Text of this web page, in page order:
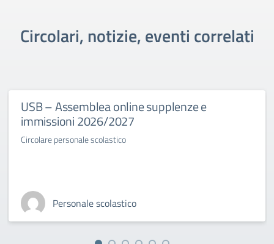
Circolari, notizie, eventi correlati
USB – Assemblea online supplenze e
immissioni 2026/2027
Circolare personale scolastico
Personale scolastico